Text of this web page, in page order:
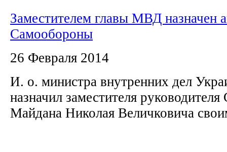
Заместителем главы МВД назначен
Самообороны
26 Февраля 2014
И. о. министра внутренних дел
назначил заместителя
Майдана Николая Величковича